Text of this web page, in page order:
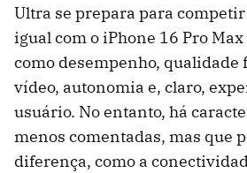
Ultra se prepara para
igual com o iPhone 16 Pro
como desempenho, qualidade
vídeo, autonomia e, claro,
usuário. No entanto, há
menos comentadas, mas que
diferença, como a